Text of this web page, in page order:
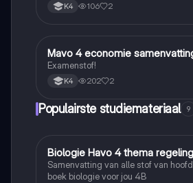
K4 106 2
Economie
Mavo 4 economie
Examenstof!
K4 202 2
Populairste studiemateriaal 9
Biologie
Biologie Havo 4 thema
Samenvatting van alle stof van
boek biologie voor jou 4B